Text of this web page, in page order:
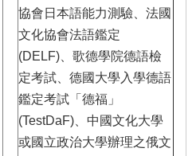
協會日本語能力測驗、法國
文化協會法語鑑定
(DELF)、歌德學院德語檢
定考試、德國大學入學德語
鑑定考試「德福」
(TestDaF)、中國文化大學
或國立政治大學辦理之俄文